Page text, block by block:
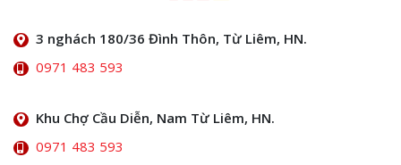
3 nghách 180/36 Đình Thôn, Từ Liêm, HN.
0971 483 593
Khu Chợ Cầu Diễn, Nam Từ Liêm, HN.
0971 483 593